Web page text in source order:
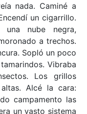
nada. Caminé a
un cigarrillo.
nube negra,
a trechos.
Sopló un poco
Vibraba
Los grillos
Alcé la cara:
campamento las
un vasto sistema